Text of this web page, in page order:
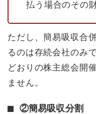
払う場合のその
ただし、簡易吸収合
るのは存続会社のみ
どおりの株主総会開
ません。
②簡易吸収分割